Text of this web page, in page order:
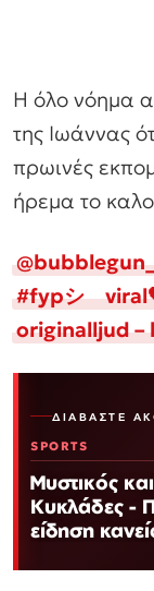
Η όλο νόημα
της Ιωάννας
πρωινές
ήρεμα το
#fypシ゚
originalljud
ΔΙΑΒΆΣΤΕ
SPORTS
Μυστικός
Κυκλάδες -
είδηση